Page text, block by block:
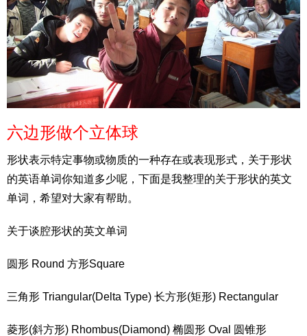
六边形做个立体球
形状表示特定事物或物质的一种存在或表现形式，关于形状
的英语单词你知道多少呢，下面是我整理的关于形状的英文
单词，希望对大家有帮助。
关于谈腔形状的英文单词
圆形 Round 方形Square
三角形 Triangular(Delta Type) 长方形(矩形) Rectangular
菱形(斜方形) Rhombus(Diamond) 椭圆形 Oval 圆锥形